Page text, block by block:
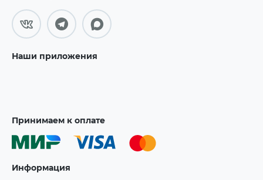
Наши приложения
Принимаем к оплате
Информация